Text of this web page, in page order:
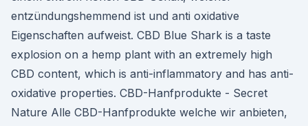
entzündungshemmend ist und anti oxidative
Eigenschaften aufweist. CBD Blue Shark is a taste
explosion on a hemp plant with an extremely high
CBD content, which is anti-inflammatory and has anti-
oxidative properties. CBD-Hanfprodukte - Secret
Nature Alle CBD-Hanfprodukte welche wir anbieten,